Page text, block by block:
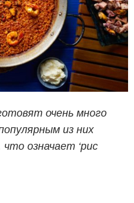
очень много
из них
означает ‘рис